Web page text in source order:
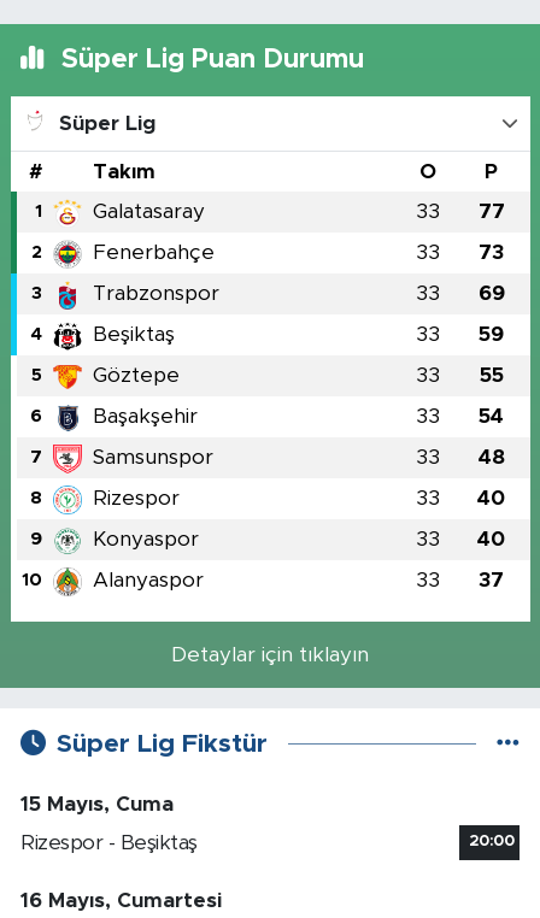
Süper Lig Puan Durumu
Süper Lig
# Takım O P
1 Galatasaray 33 77
2 Fenerbahçe 33 73
3 Trabzonspor 33 69
4 Beşiktaş 33 59
5 Göztepe 33 55
6 Başakşehir 33 54
7 Samsunspor 33 48
8 Rizespor 33 40
9 Konyaspor 33 40
10 Alanyaspor 33 37
Detaylar için tıklayın
Süper Lig Fikstür
15 Mayıs, Cuma
Rizespor - Beşiktaş
20:00
16 Mayıs, Cumartesi